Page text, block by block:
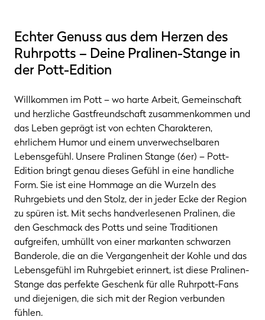
Echter Genuss aus dem Herzen des
Ruhrpotts – Deine Pralinen-Stange in
der Pott-Edition
Willkommen im Pott – wo harte Arbeit, Gemeinschaft
und herzliche Gastfreundschaft zusammenkommen und
das Leben geprägt ist von echten Charakteren,
ehrlichem Humor und einem unverwechselbaren
Lebensgefühl. Unsere Pralinen Stange (6er) – Pott-
Edition bringt genau dieses Gefühl in eine handliche
Form. Sie ist eine Hommage an die Wurzeln des
Ruhrgebiets und den Stolz, der in jeder Ecke der Region
zu spüren ist. Mit sechs handverlesenen Pralinen, die
den Geschmack des Potts und seine Traditionen
aufgreifen, umhüllt von einer markanten schwarzen
Banderole, die an die Vergangenheit der Kohle und das
Lebensgefühl im Ruhrgebiet erinnert, ist diese Pralinen-
Stange das perfekte Geschenk für alle Ruhrpott-Fans
und diejenigen, die sich mit der Region verbunden
fühlen.